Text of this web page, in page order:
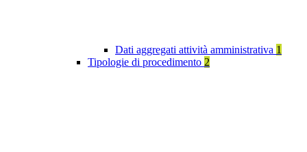
Dati aggregati attività amministrativa 1
Tipologie di procedimento 2